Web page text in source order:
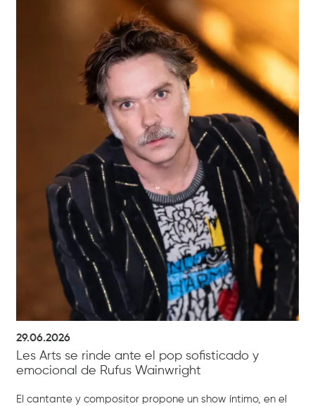
29.06.2026
Les Arts se rinde ante el pop sofisticado y
emocional de Rufus Wainwright
El cantante y compositor propone un show íntimo, en el